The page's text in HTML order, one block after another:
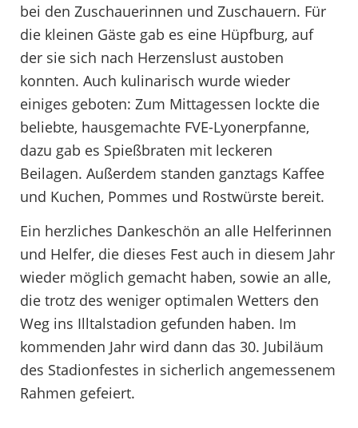
bei den Zuschauerinnen und Zuschauern. Für
die kleinen Gäste gab es eine Hüpfburg, auf
der sie sich nach Herzenslust austoben
konnten. Auch kulinarisch wurde wieder
einiges geboten: Zum Mittagessen lockte die
beliebte, hausgemachte FVE-Lyonerpfanne,
dazu gab es Spießbraten mit leckeren
Beilagen. Außerdem standen ganztags Kaffee
und Kuchen, Pommes und Rostwürste bereit.
Ein herzliches Dankeschön an alle Helferinnen
und Helfer, die dieses Fest auch in diesem Jahr
wieder möglich gemacht haben, sowie an alle,
die trotz des weniger optimalen Wetters den
Weg ins Illtalstadion gefunden haben. Im
kommenden Jahr wird dann das 30. Jubiläum
des Stadionfestes in sicherlich angemessenem
Rahmen gefeiert.